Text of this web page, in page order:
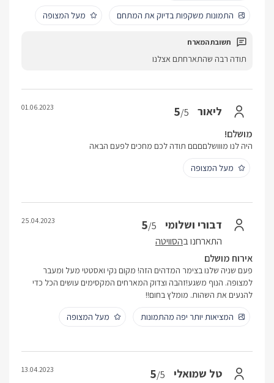
התמונות משקפות בדיוק את המתחם מעל המצופה
תודה רבה שהתארחתם אצלנו
ליאור 5/5
01.06.2023
מושלם!
היה לנו מווושלםםםם תודה לכם מחכים לפעם הבאה
מעל המצופה
דבורי ושלומי 5/5
התארחנו בהסוויטה
25.04.2023
אירוח מושלם
פעם שניה שלנו בצימר המדהים הזה! מקום נקי ואסטטי מעל ומעבר
למצופה. הנוף משגע!זהבה וצדוק המארחים המקסימים עושים הכל כדי
להנעים את השהות. מומלץ בחום!!
המציאות יותר יפה מהתמונות
מעל המצופה
טל שמואלי 5/5
13.04.2023